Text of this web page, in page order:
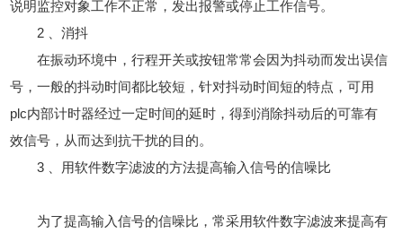
说明监控对象工作不正常，发出报警或停止工作信号。
2 、消抖
在振动环境中，行程开关或按钮常常会因为抖动而发出误信
号，一般的抖动时间都比较短，针对抖动时间短的特点，可用
plc内部计时器经过一定时间的延时，得到消除抖动后的可靠有
效信号，从而达到抗干扰的目的。
3 、用软件数字滤波的方法提高输入信号的信噪比
为了提高输入信号的信噪比，常采用软件数字滤波来提高有